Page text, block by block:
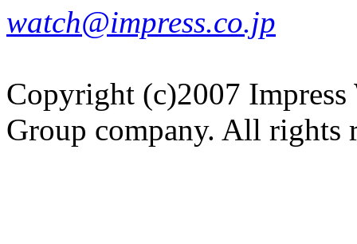
watch@impress.co.jp
Copyright (c)2007 Impress
Group company. All rights